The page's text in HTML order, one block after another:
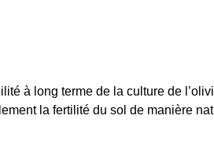
à long terme de la culture de
la fertilité du sol de manière